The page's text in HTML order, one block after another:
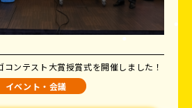
コンテスト大賞授賞式を開催しました！
イベント・会議